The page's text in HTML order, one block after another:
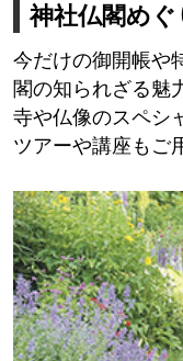
神社仏閣めぐ
今だけの御開帳や
閣の知られざる魅
寺や仏像のスペシ
ツアーや講座もご